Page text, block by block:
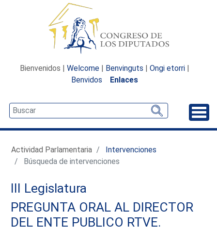
Bienvenidos | Welcome | Benvinguts | Ongi etorri |
Benvidos
Enlaces
Actividad Parlamentaria
Intervenciones
Búsqueda de intervenciones
III Legislatura
PREGUNTA ORAL AL DIRECTOR
DEL ENTE PUBLICO RTVE.